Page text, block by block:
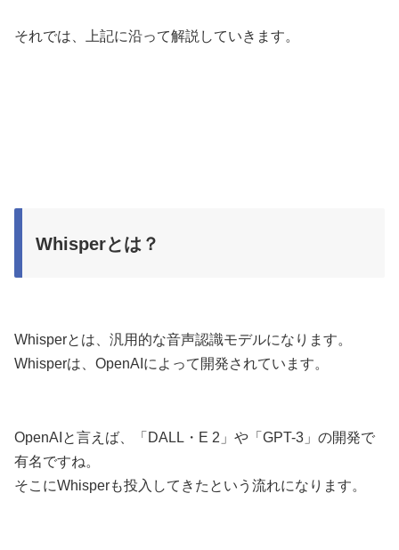
それでは、上記に沿って解説していきます。
Whisperとは？
Whisperとは、汎用的な音声認識モデルになります。
Whisperは、OpenAIによって開発されています。
OpenAIと言えば、「DALL・E 2」や「GPT-3」の開発で
有名ですね。
そこにWhisperも投入してきたという流れになります。